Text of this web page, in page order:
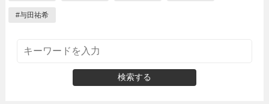
#与田祐希
検索する